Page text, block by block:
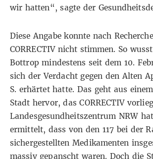
wir hatten“, sagte der
Diese Angabe konnte nach
CORRECTIV nicht stimmen. So
Bottrop mindestens seit dem 10.
sich der Verdacht gegen den Alten
S. erhärtet hatte. Das geht aus
Stadt hervor, das CORRECTIV
Landesgesundheitszentrum NRW
ermittelt, dass von den 117 bei der
sichergestellten Medikamenten
massiv gepanscht waren. Doch die